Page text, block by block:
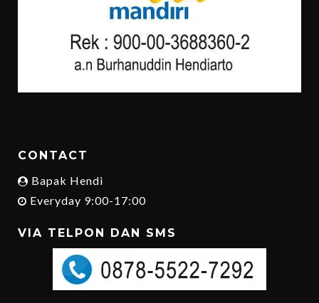
CONTACT
Bapak Hendi
Everyday 9:00-17:00
VIA TELPON DAN SMS